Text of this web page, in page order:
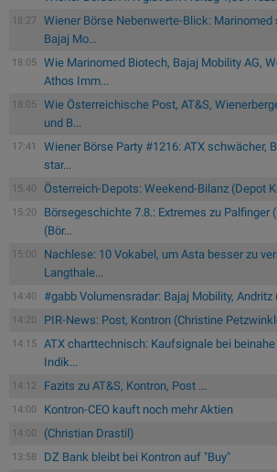
18:27
Wiener Börse Nebenwerte-Blick: Marinomed
Bajaj Mo...
18:05
Wie Marinomed Biotech, Bajaj Mobility AG,
Athos Imm...
18:05
Wie Österreichische Post, AT&S,
und B...
17:41
Wiener Börse Party #1216: ATX schwächer,
star...
15:40 Österreich-Depots: Weekend-Bilanz (Depot
15:20
Börsegeschichte 7.8.: Extremes zu Palfinger
(Bör...
15:00
Nachlese: 10 Vokabel, um Asta besser zu
Langthale...
14:40 #gabb Volumensradar: Bajaj Mobility, Andritz
14:20 PIR-News: Post, Kontron (Christine
14:15
ATX charttechnisch: Kaufsignale bei
Indik...
14:12 Fazits zu AT&S, Kontron, Post ...
14:00 Kontron-CEO kauft noch mehr Aktien
14:00 (Christian Drastil)
13:58 DZ Bank bleibt bei Kontron auf "Buy"